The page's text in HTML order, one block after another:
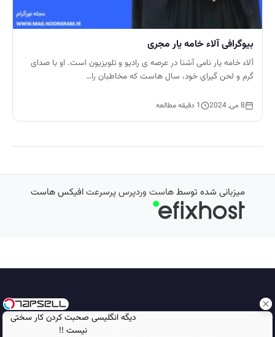
دیگه انگلیسی صحبت کردن کار سختی
نیست !!
بیوگرافی آلاء خامه یار مجری
آلاء خامه یار نامی آشنا در عرصه ی رادیو و تلویزیون است. او با صدای
گرم و لحن گیرای خود، سال هاست که مخاطبان را…
8 می, 2024 1 دقیقه مطالعه
میزبانی شده توسطهاست وردپرس پرسرعتافیکس هاست